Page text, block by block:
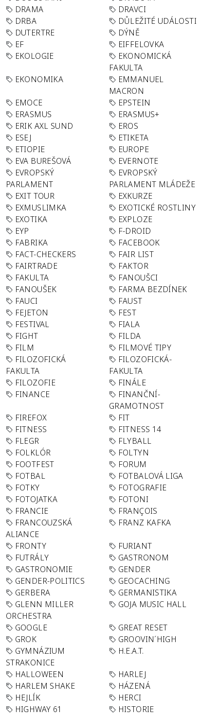
DRAMA
DRAVCI
DRBA
DŮLEŽITÉ UDÁLOSTI
DUTERTRE
DÝNĚ
EF
EIFFELOVKA
EKOLOGIE
EKONOMICKÁ
FAKULTA
EKONOMIKA
EMMANUEL
MACRON
EMOCE
EPSTEIN
ERASMUS
ERASMUS+
ERIK AXL SUND
EROS
ESEJ
ETIKETA
ETIOPIE
EUROPE
EVA BUREŠOVÁ
EVERNOTE
EVROPSKÝ
PARLAMENT
EVROPSKÝ
PARLAMENT MLÁDEŽE
EXIT TOUR
EXKURZE
EXMUSLIMKA
EXOTICKÉ ROSTLINY
EXOTIKA
EXPLOZE
EYP
F-DROID
FABRIKA
FACEBOOK
FACT-CHECKERS
FAIR LIST
FAIRTRADE
FAKTOR
FAKULTA
FANOUŠCI
FANOUŠEK
FARMA BEZDÍNEK
FAUCI
FAUST
FEJETON
FEST
FESTIVAL
FIALA
FIGHT
FILDA
FILM
FILMOVÉ TIPY
FILOZOFICKÁ
FAKULTA
FILOZOFICKÁ-
FAKULTA
FILOZOFIE
FINÁLE
FINANCE
FINANČNÍ-
GRAMOTNOST
FIREFOX
FIT
FITNESS
FITNESS 14
FLEGR
FLYBALL
FOLKLÓR
FOLTYN
FOOTFEST
FORUM
FOTBAL
FOTBALOVÁ LIGA
FOTKY
FOTOGRAFIE
FOTOJATKA
FOTONI
FRANCIE
FRANÇOIS
FRANCOUZSKÁ
ALIANCE
FRANZ KAFKA
FRONTY
FURIANT
FUTRÁLY
GASTRONOM
GASTRONOMIE
GENDER
GENDER-POLITICS
GEOCACHING
GERBERA
GERMANISTIKA
GLENN MILLER
ORCHESTRA
GOJA MUSIC HALL
GOOGLE
GREAT RESET
GROK
GROOVIN´HIGH
GYMNÁZIUM
STRAKONICE
H.E.A.T.
HALLOWEEN
HARLEJ
HARLEM SHAKE
HÁZENÁ
HEJLÍK
HERCI
HIGHWAY 61
HISTORIE